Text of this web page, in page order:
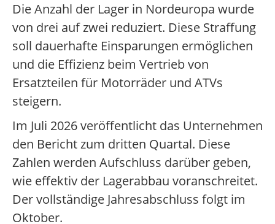
Die Anzahl der Lager in Nordeuropa wurde
von drei auf zwei reduziert. Diese Straffung
soll dauerhafte Einsparungen ermöglichen
und die Effizienz beim Vertrieb von
Ersatzteilen für Motorräder und ATVs
steigern.
Im Juli 2026 veröffentlicht das Unternehmen
den Bericht zum dritten Quartal. Diese
Zahlen werden Aufschluss darüber geben,
wie effektiv der Lagerabbau voranschreitet.
Der vollständige Jahresabschluss folgt im
Oktober.